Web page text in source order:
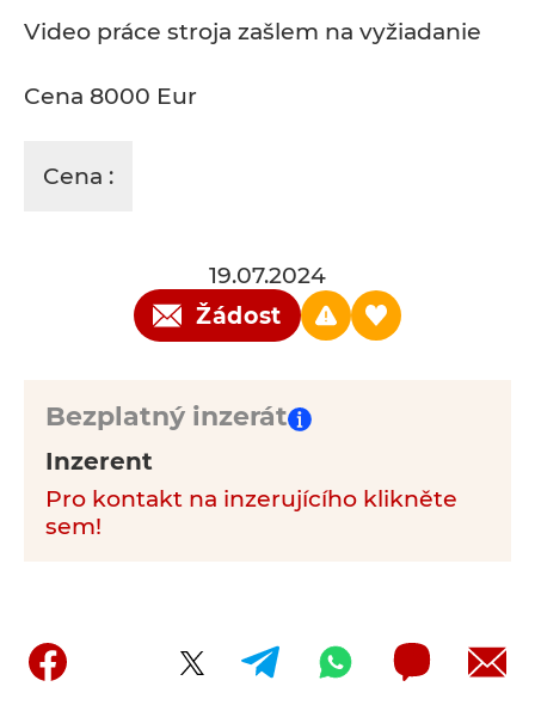
Video práce stroja zašlem na vyžiadanie
Cena 8000 Eur
Cena :
19.07.2024
Žádost
Bezplatný inzerát
Inzerent
Pro kontakt na inzerujícího klikněte
sem!